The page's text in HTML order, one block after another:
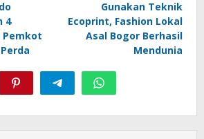
4
Pemkot
Gunakan Teknik
Ecoprint, Fashion Lokal
Asal Bogor Berhasil
Mendunia